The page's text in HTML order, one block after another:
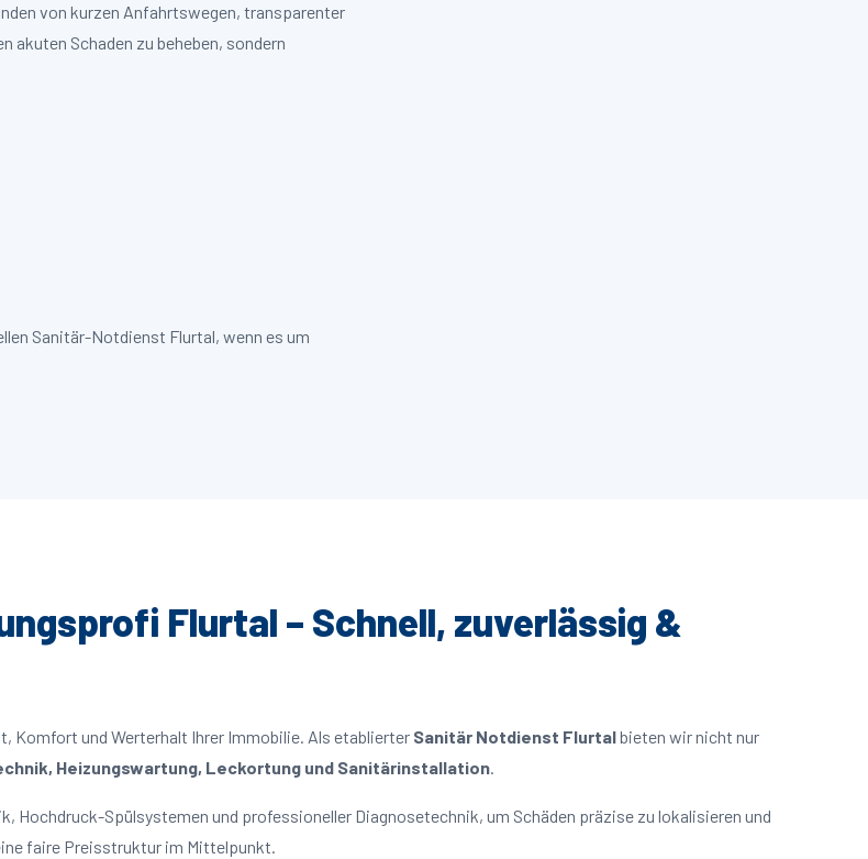
von kurzen Anfahrtswegen, transparenter
akuten Schaden zu beheben, sondern
Sanitär-Notdienst Flurtal, wenn es um
Flurtal – Schnell, zuverlässig &
Komfort und Werterhalt Ihrer Immobilie. Als etablierter Sanitär Notdienst Flurtalbieten wir nicht nur
Heizungswartung, Leckortung und Sanitärinstallation.
Hochdruck-Spülsystemen und professioneller Diagnosetechnik, um Schäden präzise zu lokalisieren und
faire Preisstruktur im Mittelpunkt.